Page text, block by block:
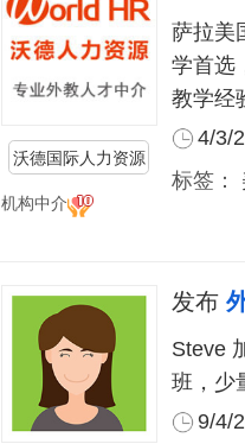
沃德国际人力资源
机构中介
萨拉美
学首选
教学经
4/3/
标签：
发布
Steve
班，少
9/4/